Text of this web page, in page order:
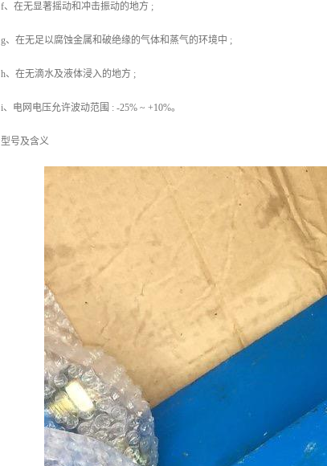
f、在无显著摇动和冲击振动的地方 ;
g、在无足以腐蚀金属和破绝缘的气体和蒸气的环境中 ;
h、在无滴水及液体浸入的地方 ;
i、电网电压允许波动范围 : -25% ~ +10%。
型号及含义